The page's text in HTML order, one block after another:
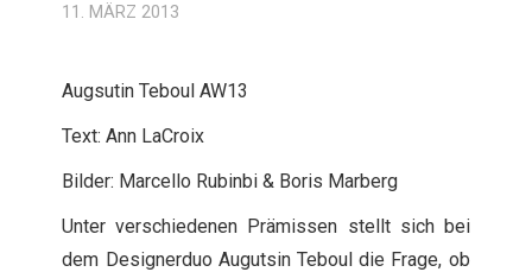
11. MÄRZ 2013
Augsutin Teboul AW13
Text: Ann LaCroix
Bilder: Marcello Rubinbi & Boris Marberg
Unter verschiedenen Prämissen stellt sich bei
dem Designerduo Augutsin Teboul die Frage, ob